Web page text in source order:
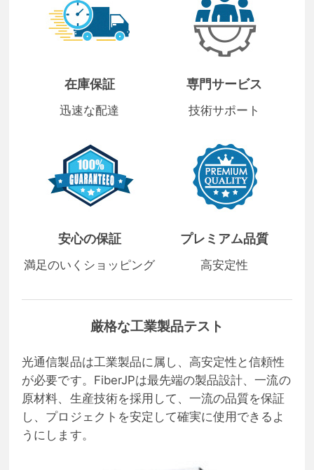
在庫保証
迅速な配達
専門サービス
技術サポート
安心の保証
満足のいくショッピング
プレミアム品質
高安定性
厳格な工業製品テスト
光通信製品は工業製品に属し、高安定性と信頼性
が必要です。FiberJPは最先端の製品設計、一流の
原材料、生産技術を採用して、一流の品質を保証
し、プロジェクトを安定して確実に使用できるよ
うにします。